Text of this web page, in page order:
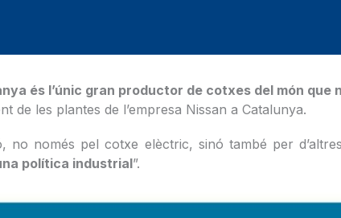
és l’únic gran productor de cotxes del món
de les plantes de l’empresa Nissan a Catalunya.
no només pel cotxe elèctric, sinó també per
política industrial”.